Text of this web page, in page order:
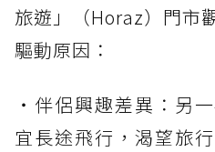
旅遊」（Horaz）門市
驅動原因：
・伴侶興趣差異：另
宜長途飛行，渴望旅